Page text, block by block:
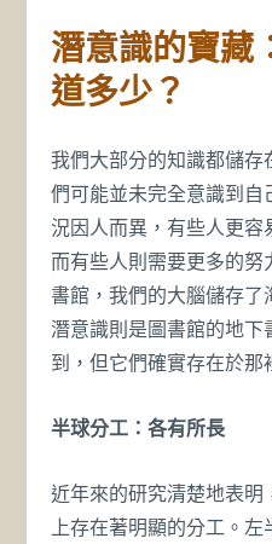
潛意識的寶藏
道多少？
我們大部分的知識都儲
們可能並未完全意識到
況因人而異，有些人更容
而有些人則需要更多的努
書館，我們的大腦儲存
潛意識則是圖書館的地
到，但它們確實存在於那
半球分工：各有所長
近年來的研究清楚地表明
上存在著明顯的分工。